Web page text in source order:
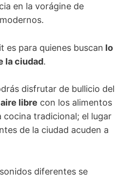
en la vorágine de
es para quienes buscan lo
la ciudad.
disfrutar de bullicio del
libre con los alimentos
cocina tradicional; el lugar
de la ciudad acuden a
diferentes se